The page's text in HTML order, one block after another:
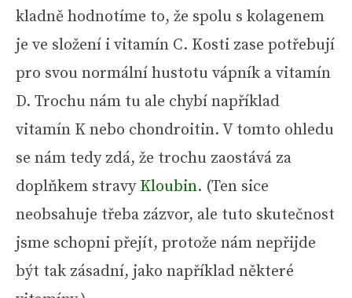
kladně hodnotíme to, že spolu s kolagenem
je ve složení i vitamín C. Kosti zase potřebují
pro svou normální hustotu vápník a vitamín
D. Trochu nám tu ale chybí například
vitamín K nebo chondroitin. V tomto ohledu
se nám tedy zdá, že trochu zaostává za
doplňkem stravyKloubin. (Ten sice
neobsahuje třeba zázvor, ale tuto skutečnost
jsme schopni přejít, protože nám nepřijde
být tak zásadní, jako například některé